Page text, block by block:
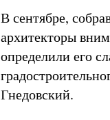
В сентябре,
архитекторы
определили его
Гнедовский.